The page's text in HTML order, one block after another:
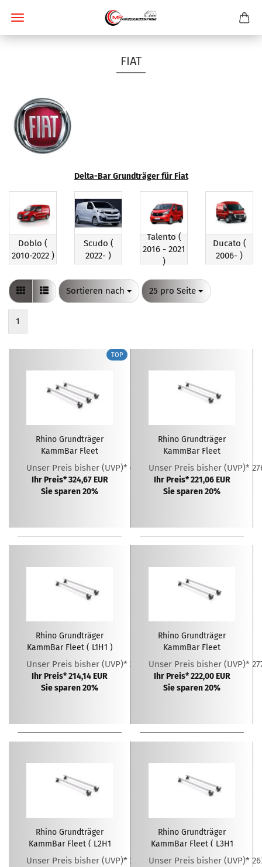
FIAT
Delta-Bar Grundträger für Fiat
Doblo (
2010-2022 )
Scudo (
2022- )
Talento (
2016 - 2021
)
Ducato (
2006- )
Sortieren nach
Sortieren nach 25 pro Seite
pro Seite
1
TOP
Rhino Grundträger
KammBar Fleet
Unser Preis bisher (UVP)* 405,84 EUR
Ihr Preis* 324,67 EUR
Sie sparen 20%
Rhino Grundträger
KammBar Fleet
Unser Preis bisher (UVP)*
Ihr Preis* 221,06 EUR
Sie sparen 20%
Rhino Grundträger
KammBar Fleet ( L1H1 )
Unser Preis bisher (UVP)* 267,68 EUR
Ihr Preis* 214,14 EUR
Sie sparen 20%
Rhino Grundträger
KammBar Fleet
Unser Preis bisher (UVP)*
Ihr Preis* 222,00 EUR
Sie sparen 20%
Rhino Grundträger
KammBar Fleet ( L2H1
Unser Preis bisher (UVP)* 267,68 EUR
Rhino Grundträger
KammBar Fleet ( L3H1
Unser Preis bisher (UVP)*